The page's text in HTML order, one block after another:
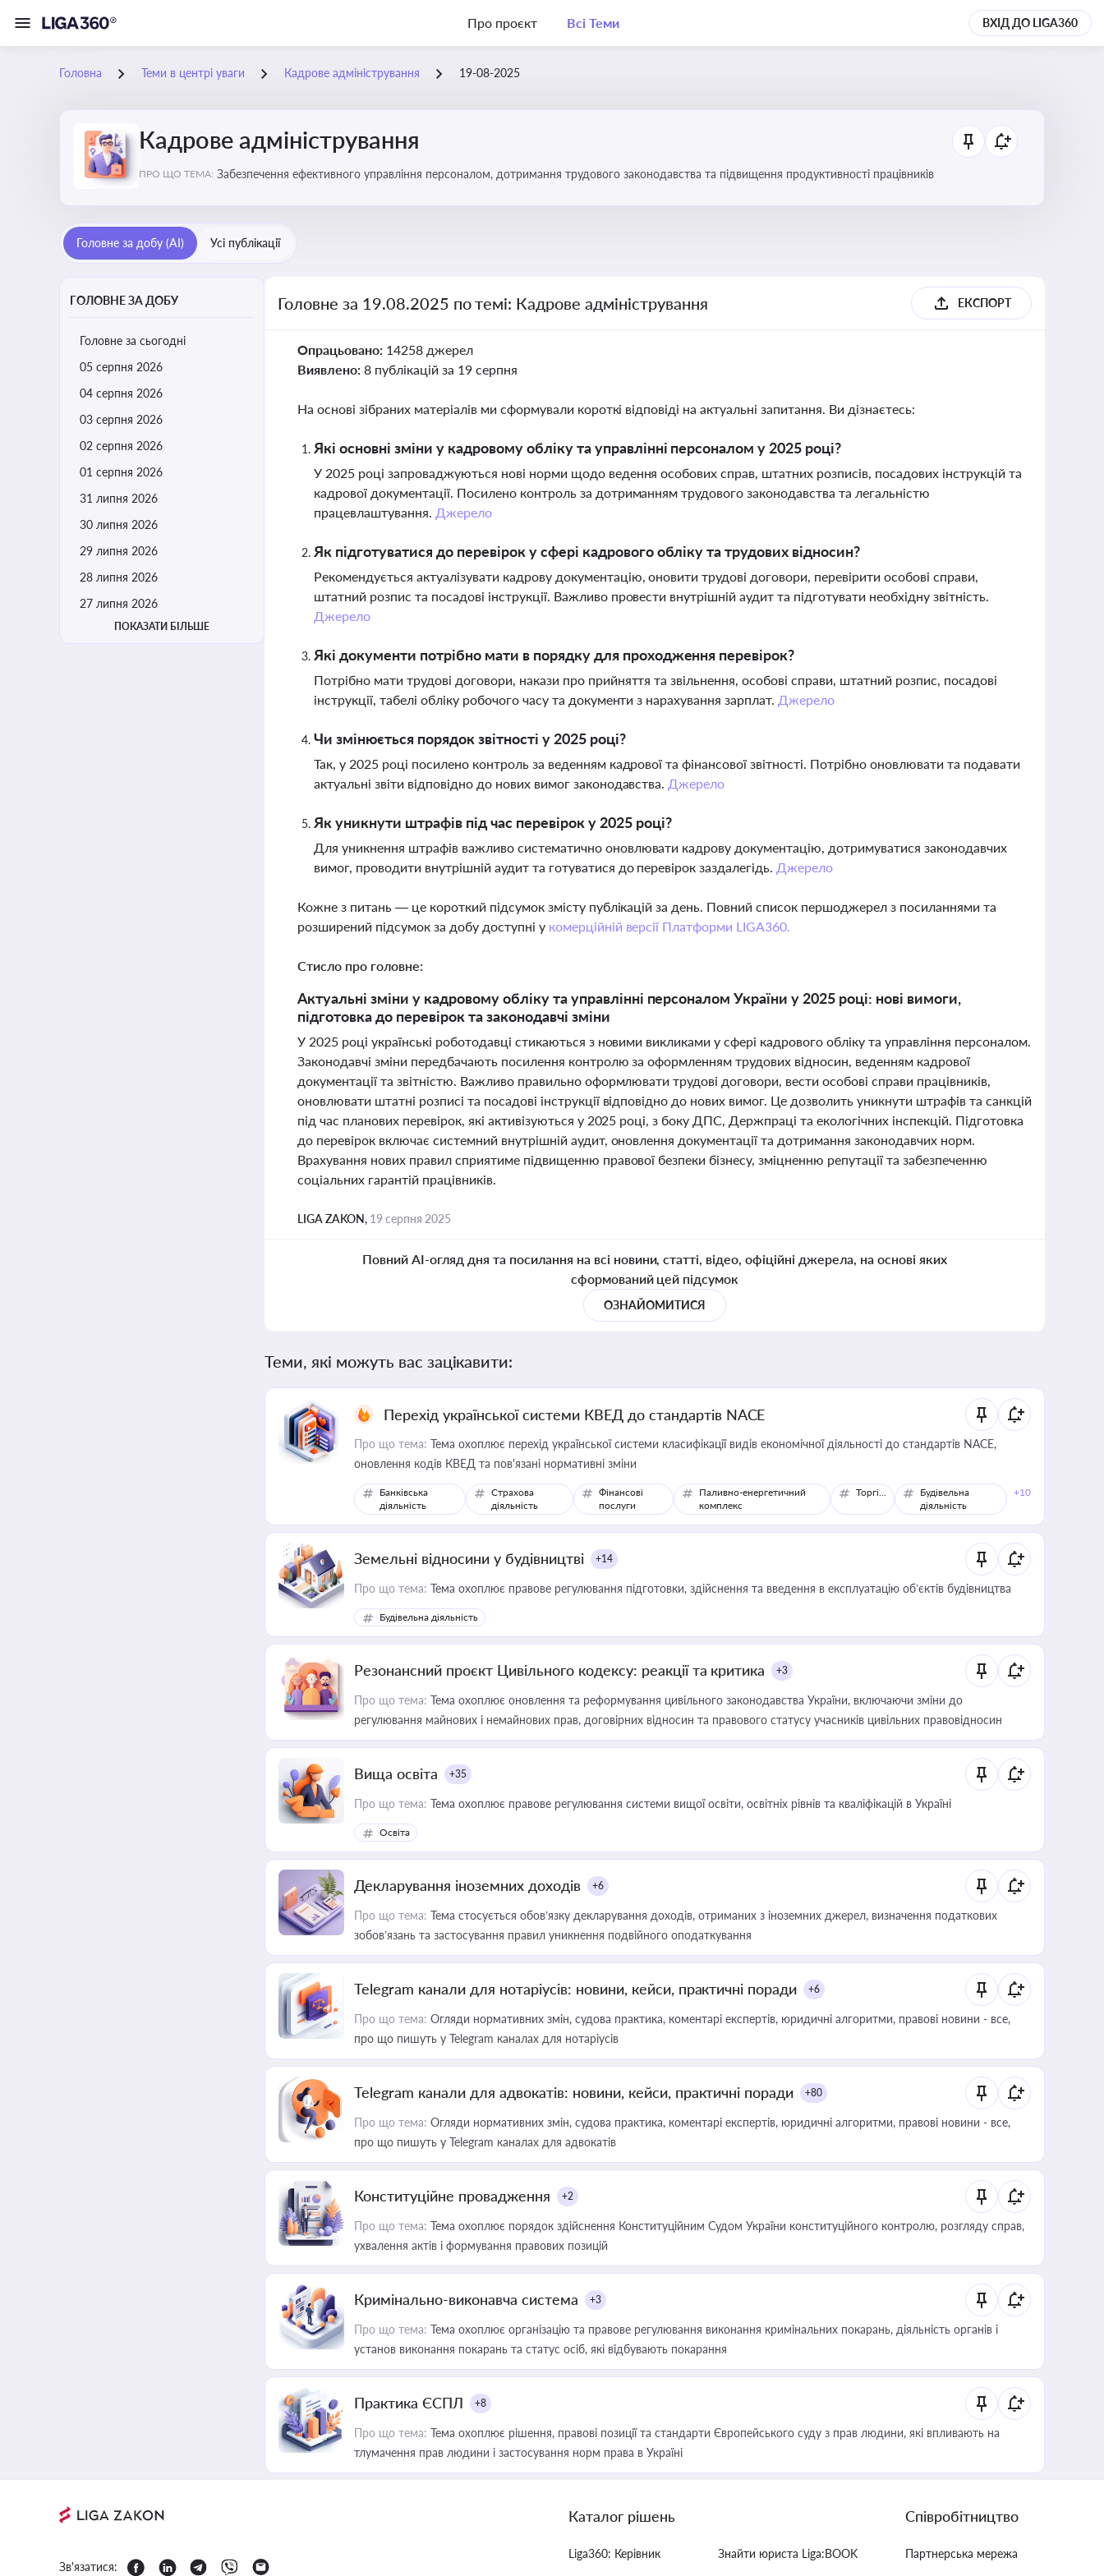
Про проєкт Всі Теми ВХІД ДО LIGA360
Головна Теми в центрі уваги Кадрове адміністрування 19-08-2025
Кадрове адміністрування
ПРО ЩО ТЕМА: Забезпечення ефективного управління персоналом, дотримання трудового законодавства та підвищення продуктивності працівників
Головне за добу (AI) Усі публікації
ГОЛОВНЕ ЗА ДОБУ
Головне за сьогодні
05 серпня 2026
04 серпня 2026
03 серпня 2026
02 серпня 2026
01 серпня 2026
31 липня 2026
30 липня 2026
29 липня 2026
28 липня 2026
27 липня 2026
ПОКАЗАТИ БІЛЬШЕ
Головне за 19.08.2025 по темі: Кадрове адміністрування ЕКСПОРТ
Опрацьовано: 14258 джерел
Виявлено: 8 публікацій за 19 серпня
На основі зібраних матеріалів ми сформували короткі відповіді на актуальні запитання. Ви дізнаєтесь:
Які основні зміни у кадровому обліку та управлінні персоналом у 2025 році?
У 2025 році запроваджуються нові норми щодо ведення особових справ, штатних розписів, посадових інструкцій та
кадрової документації. Посилено контроль за дотриманням трудового законодавства та легальністю
працевлаштування. Джерело
Як підготуватися до перевірок у сфері кадрового обліку та трудових відносин?
Рекомендується актуалізувати кадрову документацію, оновити трудові договори, перевірити особові справи,
штатний розпис та посадові інструкції. Важливо провести внутрішній аудит та підготувати необхідну звітність.
Джерело
Які документи потрібно мати в порядку для проходження перевірок?
Потрібно мати трудові договори, накази про прийняття та звільнення, особові справи, штатний розпис, посадові
інструкції, табелі обліку робочого часу та документи з нарахування зарплат. Джерело
Чи змінюється порядок звітності у 2025 році?
Так, у 2025 році посилено контроль за веденням кадрової та фінансової звітності. Потрібно оновлювати та подавати
актуальні звіти відповідно до нових вимог законодавства. Джерело
Як уникнути штрафів під час перевірок у 2025 році?
Для уникнення штрафів важливо систематично оновлювати кадрову документацію, дотримуватися законодавчих
вимог, проводити внутрішній аудит та готуватися до перевірок заздалегідь. Джерело
Кожне з питань — це короткий підсумок змісту публікацій за день. Повний список першоджерел з посиланнями та
розширений підсумок за добу доступні у комерційній версії Платформи LIGA360.
Стисло про головне:
Актуальні зміни у кадровому обліку та управлінні персоналом України у 2025 році: нові вимоги,
підготовка до перевірок та законодавчі зміни
У 2025 році українські роботодавці стикаються з новими викликами у сфері кадрового обліку та управління персоналом.
Законодавчі зміни передбачають посилення контролю за оформленням трудових відносин, веденням кадрової
документації та звітністю. Важливо правильно оформлювати трудові договори, вести особові справи працівників,
оновлювати штатні розписі та посадові інструкції відповідно до нових вимог. Це дозволить уникнути штрафів та санкцій
під час планових перевірок, які активізуються у 2025 році, з боку ДПС, Держпраці та екологічних інспекцій. Підготовка
до перевірок включає системний внутрішній аудит, оновлення документації та дотримання законодавчих норм.
Врахування нових правил сприятиме підвищенню правової безпеки бізнесу, зміцненню репутації та забезпеченню
соціальних гарантій працівників.
LIGA ZAKON, 19 серпня 2025
Повний AI-огляд дня та посилання на всі новини, статті, відео, офіційні джерела, на основі яких
сформований цей підсумок
ОЗНАЙОМИТИСЯ
Теми, які можуть вас зацікавити:
Перехід української системи КВЕД до стандартів NACE
Про що тема: Тема охоплює перехід української системи класифікації видів економічної діяльності до стандартів NACE,
оновлення кодів КВЕД та пов'язані нормативні зміни
Банківська
діяльність
Страхова
діяльність
Фінансові
послуги
Паливно-енергетичний
комплекс
Торгівля
Будівельна
діяльність
+10
Земельні відносини у будівництві +14
Про що тема: Тема охоплює правове регулювання підготовки, здійснення та введення в експлуатацію об’єктів будівництва
Будівельна діяльність
Резонансний проєкт Цивільного кодексу: реакції та критика +3
Про що тема: Тема охоплює оновлення та реформування цивільного законодавства України, включаючи зміни до
регулювання майнових і немайнових прав, договірних відносин та правового статусу учасників цивільних правовідносин
Вища освіта +35
Про що тема: Тема охоплює правове регулювання системи вищої освіти, освітніх рівнів та кваліфікацій в Україні
Освіта
Декларування іноземних доходів +6
Про що тема: Тема стосується обов’язку декларування доходів, отриманих з іноземних джерел, визначення податкових
зобов’язань та застосування правил уникнення подвійного оподаткування
Telegram канали для нотаріусів: новини, кейси, практичні поради +6
Про що тема: Огляди нормативних змін, судова практика, коментарі експертів, юридичні алгоритми, правові новини - все,
про що пишуть у Telegram каналах для нотаріусів
Telegram канали для адвокатів: новини, кейси, практичні поради +80
Про що тема: Огляди нормативних змін, судова практика, коментарі експертів, юридичні алгоритми, правові новини - все,
про що пишуть у Telegram каналах для адвокатів
Конституційне провадження +2
Про що тема: Тема охоплює порядок здійснення Конституційним Судом України конституційного контролю, розгляду справ,
ухвалення актів і формування правових позицій
Кримінально-виконавча система +3
Про що тема: Тема охоплює організацію та правове регулювання виконання кримінальних покарань, діяльність органів і
установ виконання покарань та статус осіб, які відбувають покарання
Практика ЄСПЛ +8
Про що тема: Тема охоплює рішення, правові позиції та стандарти Європейського суду з прав людини, які впливають на
тлумачення прав людини і застосування норм права в Україні
Зв'язатися:
Каталог рішень
Liga360: Керівник
Знайти юриста Liga:BOOK
Співробітництво
Партнерська мережа